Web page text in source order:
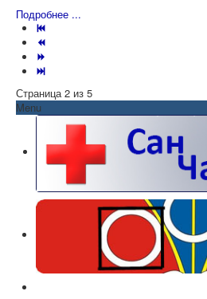
Подробнее ...
Страница 2 из 5
Menu